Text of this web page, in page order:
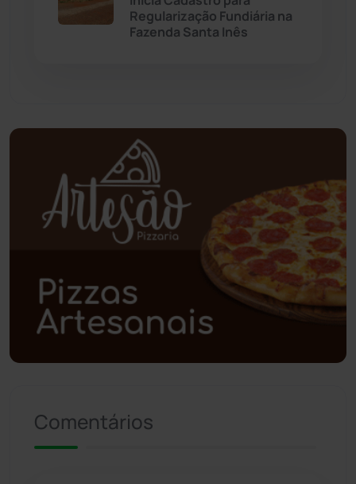
(341)
Poções (182)
Polícia Civil (55)
Polícia Militar (27)
Política (03)
Presidente Jânio Qu... (125)
Rio de Contas
Regularização Fundiária na
Fazenda Santa Inês
Comentários